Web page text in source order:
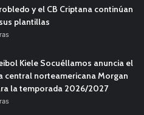
y el CB Criptana continúan
plantillas
Kiele Socuéllamos anuncia el
central norteamericana Morgan
la temporada 2026/2027